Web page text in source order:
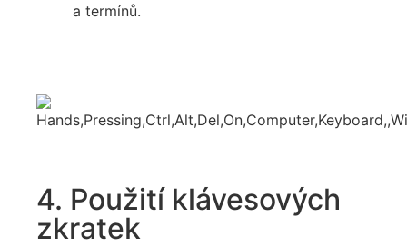
a termínů.
4. Použití klávesových
zkratek